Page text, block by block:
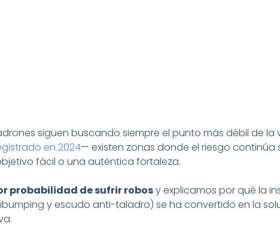
siguen buscando siempre el punto más débil de la
en 2024— existen zonas donde el riesgo continúa
fácil o una auténtica fortaleza.
probabilidad de sufrir robosy explicamos por qué la
y escudo anti-taladro) se ha convertido en la